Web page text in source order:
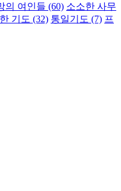
의 여인들 (60) 소소한 사무
기도 (32) 통일기도 (7) 프